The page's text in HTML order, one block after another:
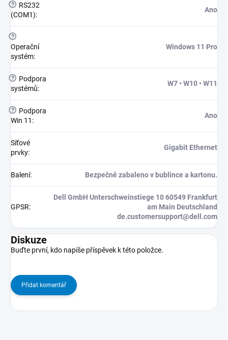
?
RS232
(COM1):
Ano
?
Operační
systém:
Windows 11 Pro
?
Podpora
systémů:
W7 • W10 • W11
?
Podpora
Win 11 :
Ano
Síťové
prvky:
Gigabit Ethernet
Balení: Bezpečně zabaleno v bublince a kartonu.
GPSR:
Dell GmbH Unterschweinstiege 10 60549 Frankfurt
am Main Deutschland
de.customersupport@dell.com
Diskuze
Buďte první, kdo napíše příspěvek k této položce.
Přidat komentář